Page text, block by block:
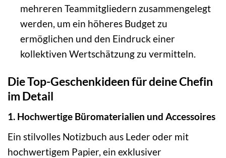
mehreren Teammitgliedern zusammengelegt
werden, um ein höheres Budget zu
ermöglichen und den Eindruck einer
kollektiven Wertschätzung zu vermitteln.
Die Top-Geschenkideen für deine Chefin
im Detail
1. Hochwertige Büromaterialien und Accessoires
Ein stilvolles Notizbuch aus Leder oder mit
hochwertigem Papier, ein exklusiver